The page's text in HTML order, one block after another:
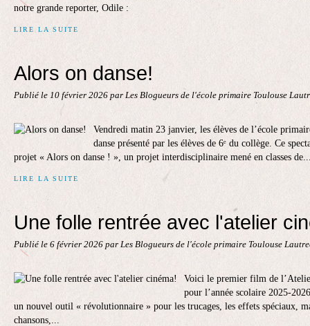
notre grande reporter, Odile :
LIRE LA SUITE
Alors on danse!
Publié le 10 février 2026 par Les Blogueurs de l'école primaire Toulouse
Vendredi matin 23 janvier, les élèves de l’école
danse présenté par les élèves de 6ᵉ du collège. Ce
projet « Alors on danse ! », un projet interdisciplinaire mené en classes
LIRE LA SUITE
Une folle rentrée avec l'atelier
Publié le 6 février 2026 par Les Blogueurs de l'école primaire Toulouse
Voici le premier film de
pour l’année scolaire 2025-
un nouvel outil « révolutionnaire » pour les trucages, les effets spéciaux,
chansons,...